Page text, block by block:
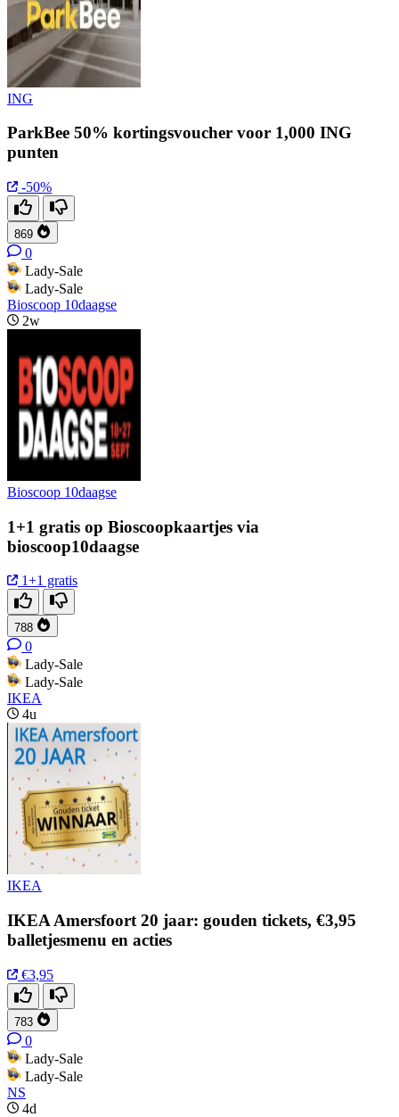
ING
ParkBee 50% kortingsvoucher voor 1,000 ING
punten
-50%
869
0
Lady-Sale
Lady-Sale
Bioscoop 10daagse
2w
Bioscoop 10daagse
1+1 gratis op Bioscoopkaartjes via
bioscoop10daagse
1+1 gratis
788
0
Lady-Sale
Lady-Sale
IKEA
4u
IKEA
IKEA Amersfoort 20 jaar: gouden tickets, €3,95
balletjesmenu en acties
€3,95
783
0
Lady-Sale
Lady-Sale
NS
4d